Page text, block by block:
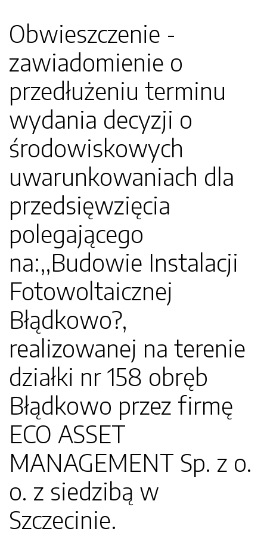
Obwieszczenie -
zawiadomienie o
przedłużeniu terminu
wydania decyzji o
środowiskowych
uwarunkowaniach dla
przedsięwzięcia
polegającego
na:,,Budowie Instalacji
Fotowoltaicznej
Błądkowo?,
realizowanej na terenie
działki nr 158 obręb
Błądkowo przez firmę
ECO ASSET
MANAGEMENT Sp. z o.
o. z siedzibą w
Szczecinie.